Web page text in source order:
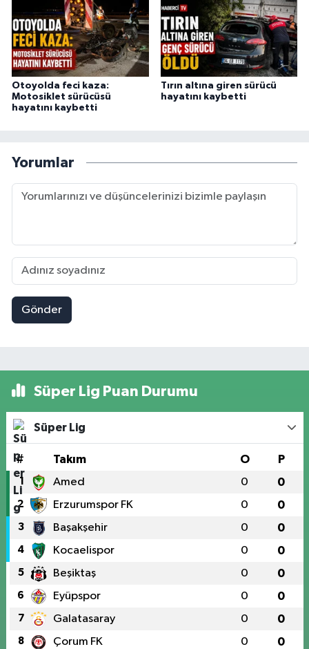
Otoyolda feci kaza:
Motosiklet sürücüsü
hayatını kaybetti
Tırın altına giren sürücü
hayatını kaybetti
Yorumlar
Gönder
Süper Lig Puan Durumu
Süper Lig
# Takım O P
1 Amed 0 0
2 Erzurumspor FK 0 0
3 Başakşehir 0 0
4 Kocaelispor 0 0
5 Beşiktaş 0 0
6 Eyüpspor 0 0
7 Galatasaray 0 0
8 Çorum FK 0 0